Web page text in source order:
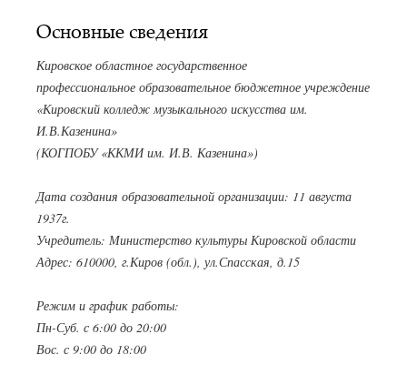
Основные сведения
Кировское областное государственное
профессиональное образовательное бюджетное учреждение
«Кировский колледж музыкального искусства им.
И.В.Казенина»
(КОГПОБУ «ККМИ им. И.В. Казенина»)
Дата создания образовательной организации: 11 августа
1937г.
Учредитель: Министерство культуры Кировской области
Адрес: 610000, г.Киров (обл.), ул.Спасская, д.15
Режим и график работы:
Пн-Суб. с 6:00 до 20:00
Вос. с 9:00 до 18:00